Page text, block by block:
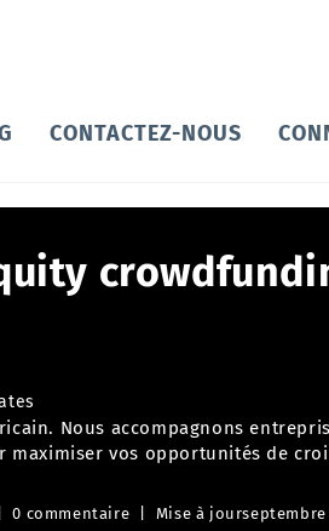
CONTACTEZ-NOUS
Nous accompagnons
maximiser vos opportunités de
0 commentaire Mise à jourseptembre